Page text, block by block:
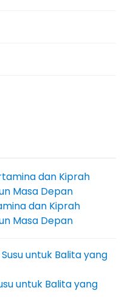
dan Kiprah
Masa Depan
untuk Balita yang